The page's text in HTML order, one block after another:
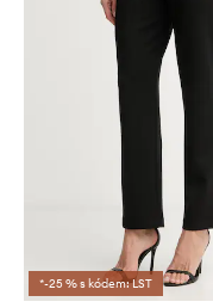
*-25 % s kódem: LST